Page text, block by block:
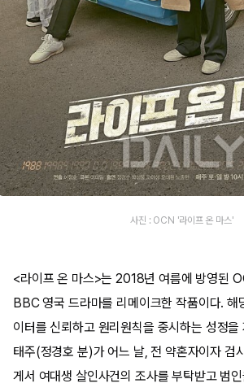
사진 : OCN '라이프 온 마스'
<라이프 온 마스>는 2018년 여름에 방영된
BBC 영국 드라마를 리메이크한 작품이다. 해
이터를 신뢰하고 원리원칙을 중시하는 성정
태주(정경호 분)가 어느 날, 전 약혼자이자 검
게서 여대생 살인사건의 조사를 부탁받고 범